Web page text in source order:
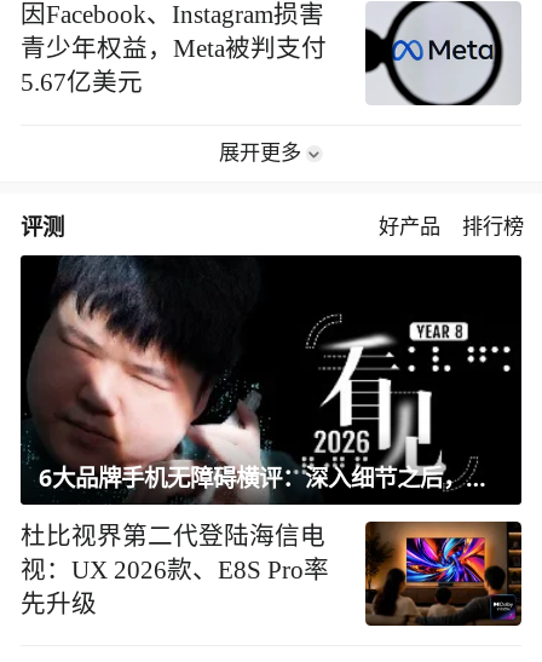
因Facebook、Instagram损害
青少年权益，Meta被判支付
5.67亿美元
展开更多
评测 好产品 排行榜
6大品牌手机无障碍横评：深入细节之后，似乎只有苹果能挺住？｜ 看见2026
杜比视界第二代登陆海信电
视：UX 2026款、E8S Pro率
先升级